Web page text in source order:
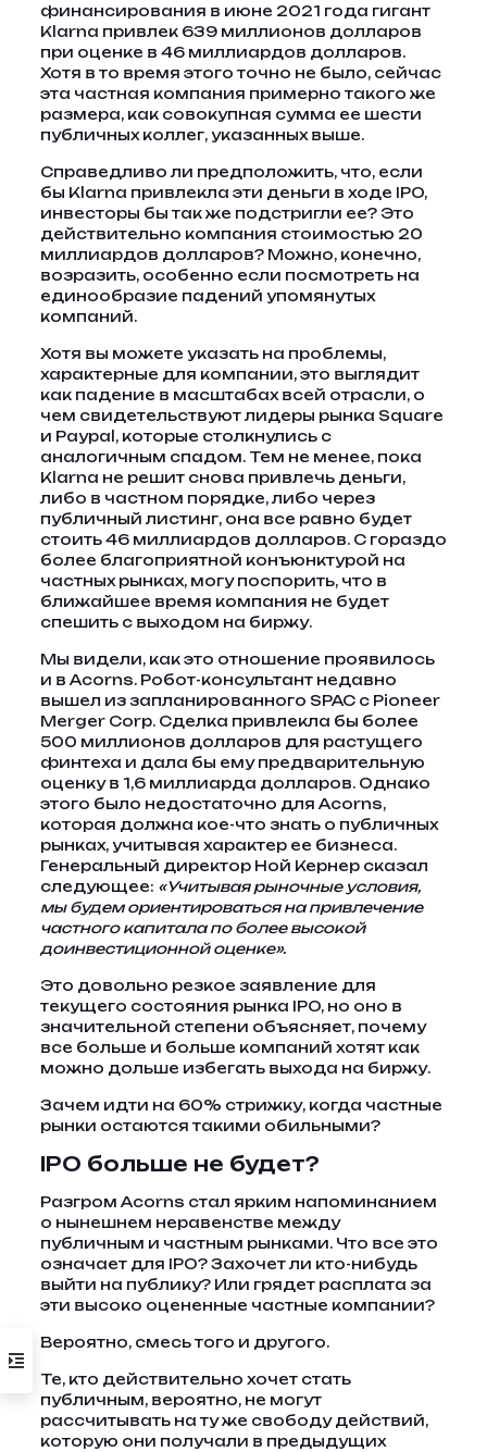
финансирования в июне 2021 года гигант
Klarna привлек 639 миллионов долларов
при оценке в 46 миллиардов долларов.
Хотя в то время этого точно не было, сейчас
эта частная компания примерно такого же
размера, как совокупная сумма ее шести
публичных коллег, указанных выше.
Справедливо ли предположить, что, если
бы Klarna привлекла эти деньги в ходе IPO,
инвесторы бы так же подстригли ее? Это
действительно компания стоимостью 20
миллиардов долларов? Можно, конечно,
возразить, особенно если посмотреть на
единообразие падений упомянутых
компаний.
Хотя вы можете указать на проблемы,
характерные для компании, это выглядит
как падение в масштабах всей отрасли, о
чем свидетельствуют лидеры рынка Square
и Paypal, которые столкнулись с
аналогичным спадом. Тем не менее, пока
Klarna не решит снова привлечь деньги,
либо в частном порядке, либо через
публичный листинг, она все равно будет
стоить 46 миллиардов долларов. С гораздо
более благоприятной конъюнктурой на
частных рынках, могу поспорить, что в
ближайшее время компания не будет
спешить с выходом на биржу.
Мы видели, как это отношение проявилось
и в Acorns. Робот-консультант недавно
вышел из запланированного SPAC с Pioneer
Merger Corp. Сделка привлекла бы более
500 миллионов долларов для растущего
финтеха и дала бы ему предварительную
оценку в 1,6 миллиарда долларов. Однако
этого было недостаточно для Acorns,
которая должна кое-что знать о публичных
рынках, учитывая характер ее бизнеса.
Генеральный директор Ной Кернер сказал
следующее: «Учитывая рыночные условия,
мы будем ориентироваться на привлечение
частного капитала по более высокой
доинвестиционной оценке».
Это довольно резкое заявление для
текущего состояния рынка IPO, но оно в
значительной степени объясняет, почему
все больше и больше компаний хотят как
можно дольше избегать выхода на биржу.
Зачем идти на 60% стрижку, когда частные
рынки остаются такими обильными?
IPO больше не будет?
Разгром Acorns стал ярким напоминанием
о нынешнем неравенстве между
публичным и частным рынками. Что все это
означает для IPO? Захочет ли кто-нибудь
выйти на публику? Или грядет расплата за
эти высоко оцененные частные компании?
Вероятно, смесь того и другого.
Те, кто действительно хочет стать
публичным, вероятно, не могут
рассчитывать на ту же свободу действий,
которую они получали в предыдущих